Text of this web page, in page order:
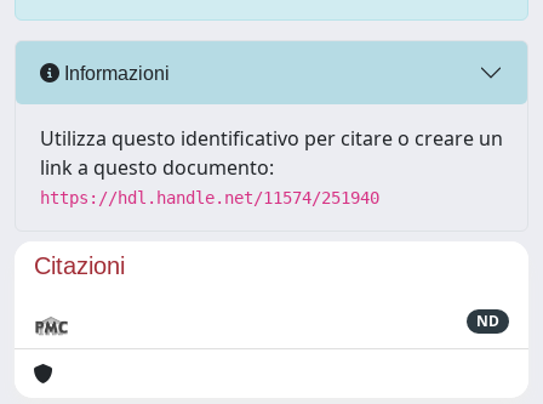
Informazioni
Utilizza questo identificativo per citare o creare un
link a questo documento:
https://hdl.handle.net/11574/251940
Citazioni
ND